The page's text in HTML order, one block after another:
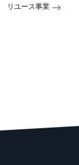
リユース事業